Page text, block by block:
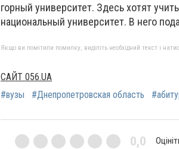
горный университет. Здесь хотят
национальный университет. В него
Якщо ви помітили помилку, виділіть необхідний текст і
САЙТ 056.UA
#вузы
#Днепропетровская область
0,0